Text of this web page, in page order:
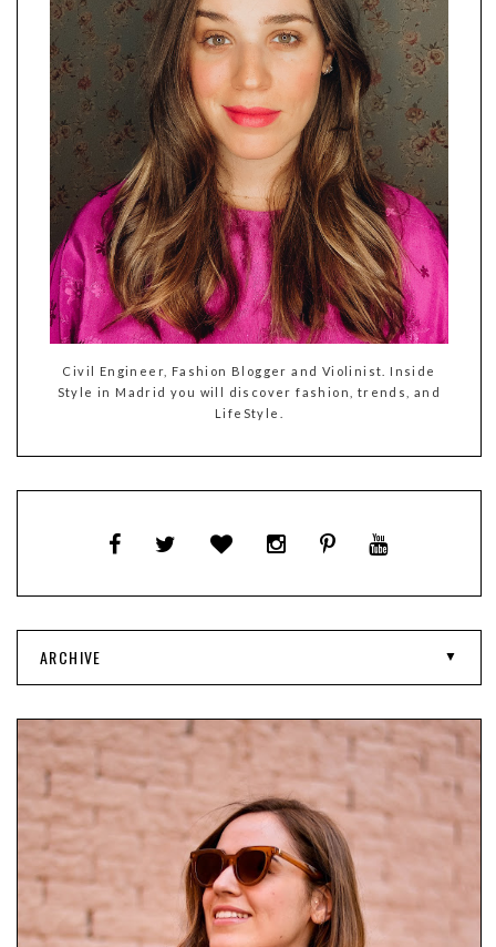
Civil Engineer, Fashion Blogger and Violinist. Inside
Style in Madrid you will discover fashion, trends, and
LifeStyle.
ARCHIVE